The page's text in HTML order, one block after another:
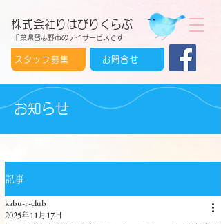
株式会社りはびりくらぶ
千葉県習志野市のデイサービスです
スタッフ募集 お問合せ
お知らせ
記事
kabu-r-club
2025年11月17日